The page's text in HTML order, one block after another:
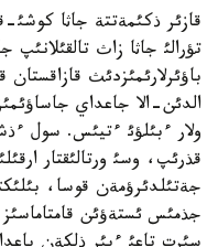
قازئر ذكئمةتتة جاثا
تؤرالئ جاثا زاث
باؤئرلارئمئزدئث
الدئن-الا جاعداي
ولار ءبئلؤئ ءتيئس. سول
قذرئپ، وسئ ورتالئقتار
جةتئلدئرؤمةن قوسا،
جذمئس ئستةؤئن قامتاماسئز